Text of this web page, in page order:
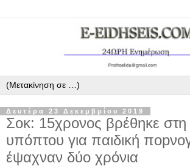
Δευτέρα 23 Δεκεμβρίου 2019
Σοκ: 15χρονος βρέθηκε
υπόπτου για παιδική
έψαχναν δύο χρόνια